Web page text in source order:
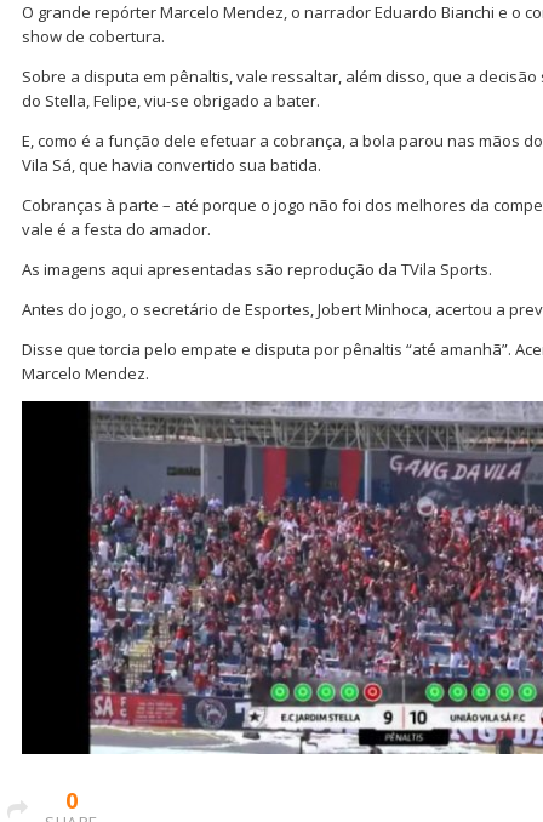
O grande repórter Marcelo Mendez, o narrador Eduardo Bianchi e o
show de cobertura.
Sobre a disputa em pênaltis, vale ressaltar, além disso, que a
do Stella, Felipe, viu-se obrigado a bater.
E, como é a função dele efetuar a cobrança, a bola parou nas mãos
Vila Sá, que havia convertido sua batida.
Cobranças à parte – até porque o jogo não foi dos melhores da
vale é a festa do amador.
As imagens aqui apresentadas são reprodução da TVila Sports.
Antes do jogo, o secretário de Esportes, Jobert Minhoca, acertou a
Disse que torcia pelo empate e disputa por pênaltis “até amanhã”.
Marcelo Mendez.
0